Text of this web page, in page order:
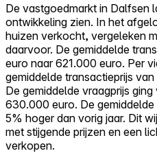
Alles-in-één
Reviews
Prijzen
Log in
Probeer Walter gratis
De vastgoedmarkt in Dalfsen
ontwikkeling zien. In het
huizen verkocht, vergeleken
daarvoor. De gemiddelde
euro naar 621.000 euro. Per
gemiddelde transactieprijs
De gemiddelde vraagprijs
630.000 euro. De
5% hoger dan vorig jaar. Dit
met stijgende prijzen en een
verkopen.